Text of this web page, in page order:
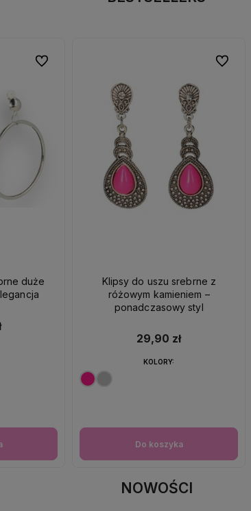
duże
Do ulubionych
Klipsy do uszu srebrne z
różowym kamieniem –
ponadczasowy styl
29,90 zł
Do koszyka
KOLORY:
Do
NOWOŚCI